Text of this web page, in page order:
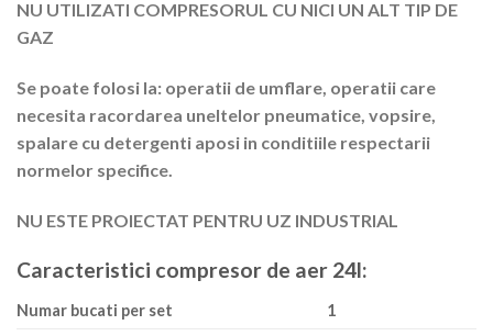
NU UTILIZATI COMPRESORUL CU NICI UN ALT TIP DE
GAZ
Se poate folosi la: operatii de umflare, operatii care
necesita racordarea uneltelor pneumatice, vopsire,
spalare cu detergenti aposi in conditiile respectarii
normelor specifice.
NU ESTE PROIECTAT PENTRU UZ INDUSTRIAL
Caracteristici compresor de aer 24l:
Numar bucati per set
1